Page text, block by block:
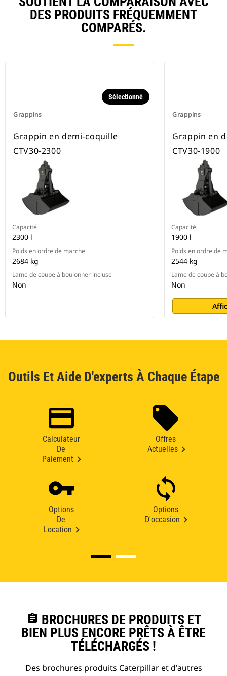
DES PRODUITS FRÉQUEMMENT
COMPARÉS.
Grappins
Sélectionné
Grappin en demi-coquille
CTV30-2300
Capacité
2300 l
Poids en ordre de marche
2684 kg
Lame de coupe à boulonner incluse
Non
Grappins
Grappin en
CTV30-1900
Capacité
1900 l
Poids en ordre de
2544 kg
Lame de coupe à
Non
Outils Et Aide D'experts À Chaque Étape
Calculateur
De
Paiement
Offres
Actuelles
Options
De
Location
Options
D'occasion
assignment BROCHURES DE PRODUITS ET
BIEN PLUS ENCORE PRÊTS À ÊTRE
TÉLÉCHARGÉS !
Des brochures produits Caterpillar et d'autres